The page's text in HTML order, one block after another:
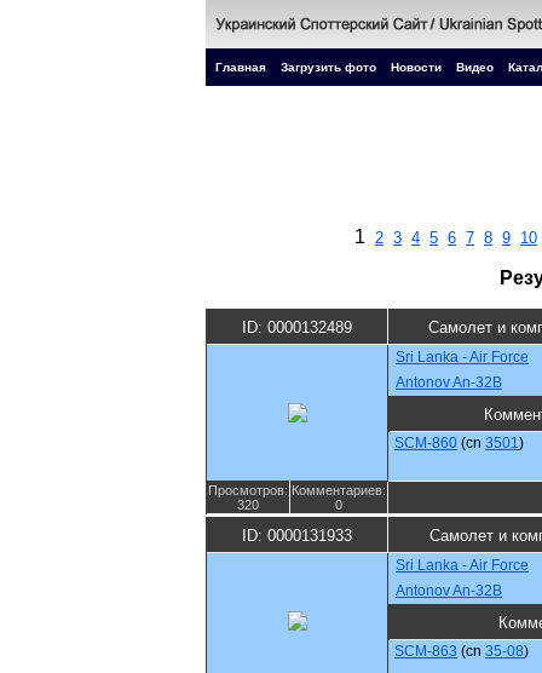
Главная Загрузить фото Новости Видео
1 2 3 4 5 6 7 8 9 10
ID: 0000132489 Самолет и
Sri Lanka - Air Force
Antonov An-32B
SCM-860 (cn 3501)
Просмотров:
320
Комментариев:
0
ID: 0000131933 Самолет и
Sri Lanka - Air Force
Antonov An-32B
SCM-863 (cn 35-08)